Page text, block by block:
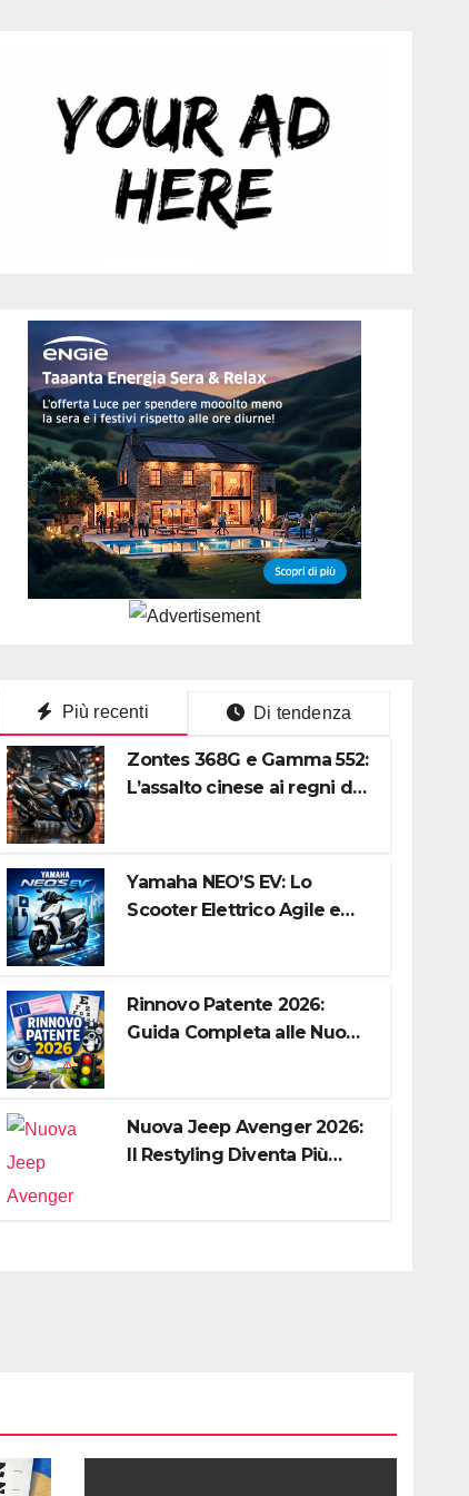
Più recenti Di tendenza
Zontes 368G e Gamma 552:
L’assalto cinese ai regni di
Yamaha NEO’S EV: Lo
Scooter Elettrico Agile e
Rinnovo Patente 2026:
Guida Completa alle Nuove
Nuova Jeep Avenger 2026:
Il Restyling Diventa Più